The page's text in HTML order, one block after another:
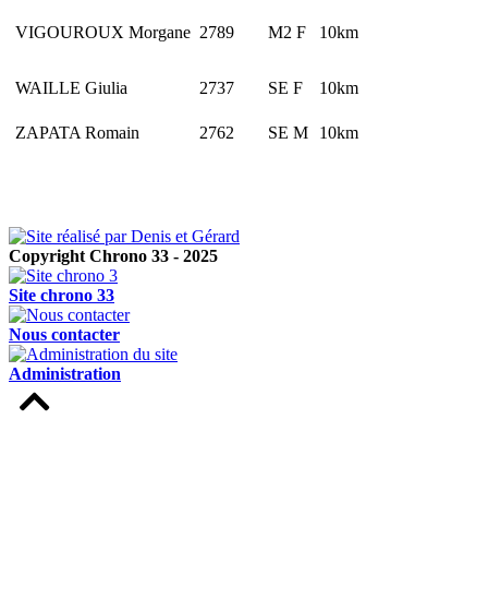
VIGOUROUX Morgane 2789 M2 F 10km
WAILLE Giulia 2737 SE F 10km
ZAPATA Romain 2762 SE M 10km
Copyright Chrono 33 - 2025
Site chrono 33
Nous contacter
Administration